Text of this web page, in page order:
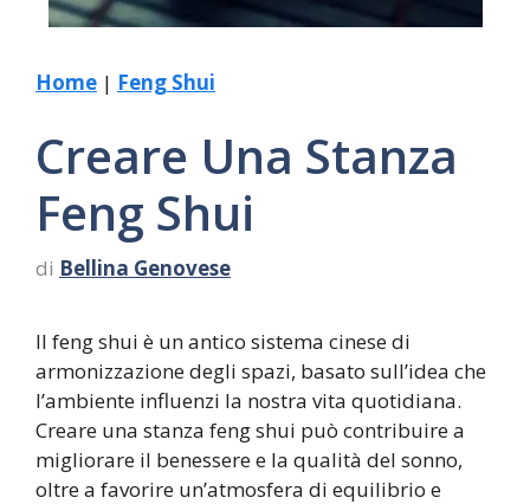
Home | Feng Shui
Creare Una Stanza
Feng Shui
di Bellina Genovese
Il feng shui è un antico sistema cinese di
armonizzazione degli spazi, basato sull’idea che
l’ambiente influenzi la nostra vita quotidiana.
Creare una stanza feng shui può contribuire a
migliorare il benessere e la qualità del sonno,
oltre a favorire un’atmosfera di equilibrio e